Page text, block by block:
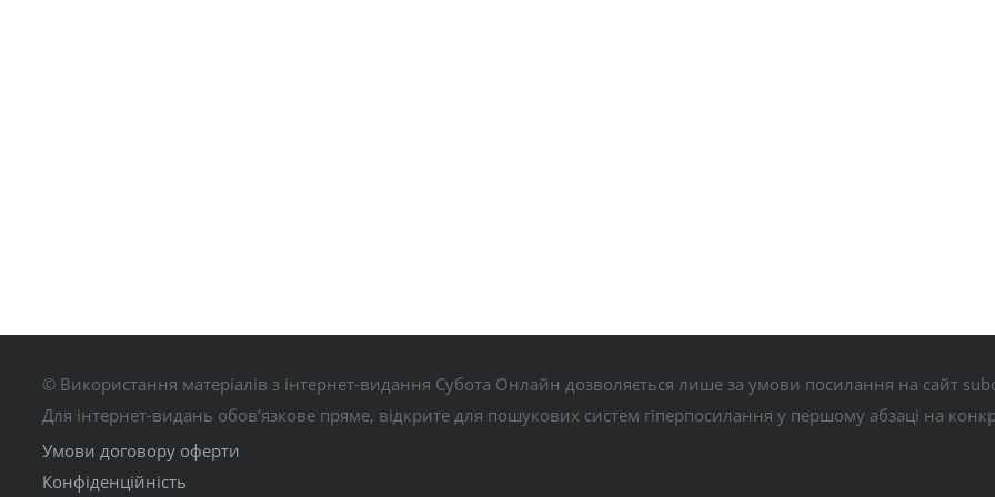
© Використання матеріалів з інтернет-видання Субота Онлайн дозволяється лише за умови посилання на сайт
Для інтернет-видань обов’язкове пряме, відкрите для пошукових систем гіперпосилання у першому абзаці на
Умови договору оферти
Конфіденційність